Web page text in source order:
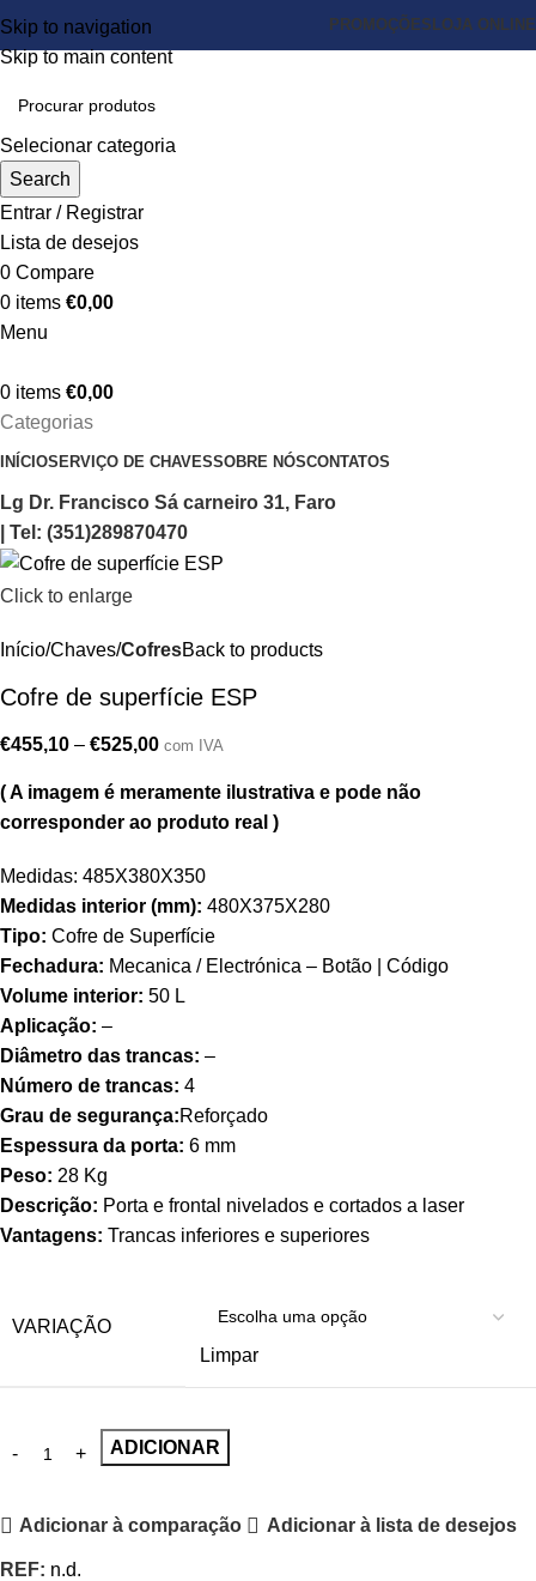
Skip to navigation
Skip to main content
PROMOÇÕES LOJA ONLINE
Selecionar categoria
Search
Entrar / Registrar
Lista de desejos
0 Compare
0 items €0,00
Menu
0 items €0,00
Categorias
INÍCIOSERVIÇO DE CHAVESSOBRE NÓSCONTATOS
Lg Dr. Francisco Sá carneiro 31, Faro
| Tel: (351)289870470
Click to enlarge
Início Chaves CofresBack to products
Cofre de superfície ESP
€455,10 – €525,00 com IVA
( A imagem é meramente ilustrativa e pode não
corresponder ao produto real )
Medidas: 485X380X350
Medidas interior (mm): 480X375X280
Tipo: Cofre de Superfície
Fechadura: Mecanica / Electrónica – Botão | Código
Volume interior: 50 L
Aplicação: –
Diâmetro das trancas: –
Número de trancas: 4
Grau de segurança:Reforçado
Espessura da porta: 6 mm
Peso: 28 Kg
Descrição: Porta e frontal nivelados e cortados a laser
Vantagens: Trancas inferiores e superiores
VARIAÇÃO
Limpar
ADICIONAR
Adicionar à comparação Adicionar à lista de desejos
REF: n.d.